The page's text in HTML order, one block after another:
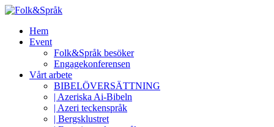
Hem
Event
Folk&Språk besöker
Engagekonferensen
Vårt arbete
BIBELÖVERSÄTTNING
| Azeriska Ai-Bibeln
| Azeri teckenspråk
| Bergsklustret